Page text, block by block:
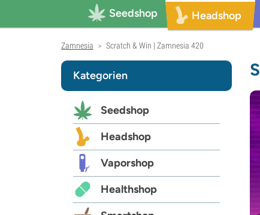
Seedshop Headshop
Zamnesia > Scratch & Win | Zamnesia 420
Kategorien
Seedshop
Headshop
Vaporshop
Healthshop